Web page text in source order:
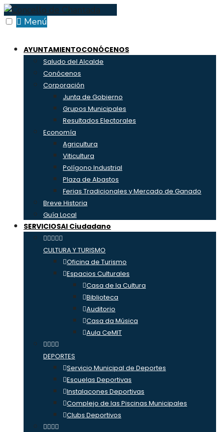
Skip
to
Menú
AYUNTAMIENTOCONÓCENOS
Saludo del Alcalde
Conócenos
Corporación
Junta de Gobierno
Grupos Municipales
Resultados Electorales
Economía
Agricultura
Viticultura
Polígono Industrial
Plaza de Abastos
Ferias Tradicionales y Mercado de Ganado
Breve Historia
Guía Local
SERVICIOSAl Ciudadano
CULTURA Y TURISMO
Oficina de Turismo
Espacios Culturales
Casa de la Cultura
Biblioteca
Auditorio
Casa da Música
Aula CeMIT
DEPORTES
Servicio Municipal de Deportes
Escuelas Deportivas
Instalacones Deportivas
Complejo de las Piscinas Municipales
Clubs Deportivos